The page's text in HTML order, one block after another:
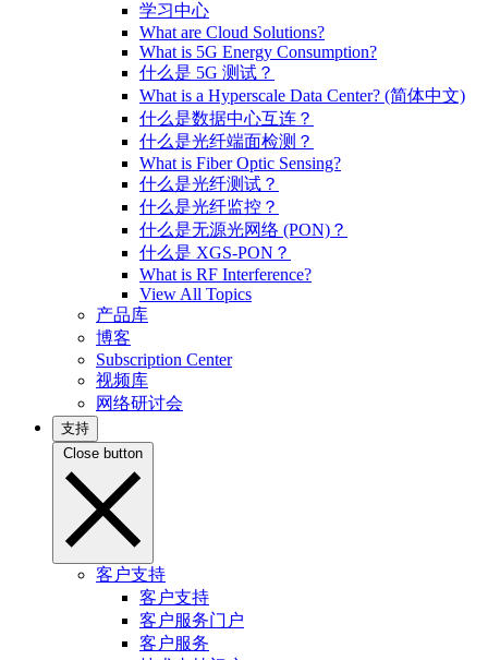
学习中心
What are Cloud Solutions?
What is 5G Energy Consumption?
什么是 5G 测试？
What is a Hyperscale Data Center? (简体中文)
什么是数据中心互连？
什么是光纤端面检测？
What is Fiber Optic Sensing?
什么是光纤测试？
什么是光纤监控？
什么是无源光网络 (PON)？
什么是 XGS-PON？
What is RF Interference?
View All Topics
产品库
博客
Subscription Center
视频库
网络研讨会
支持
Close button
客户支持
客户支持
客户服务门户
客户服务